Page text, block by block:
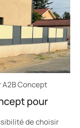
A2B Concept
pour
de choisir